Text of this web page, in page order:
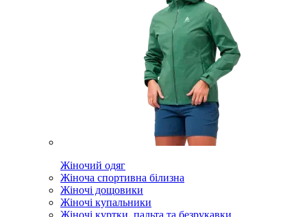
Жіночий одяг
Жіноча спортивна білизна
Жіночі дощовики
Жіночі купальники
Жіночі куртки, пальта та безрукавки